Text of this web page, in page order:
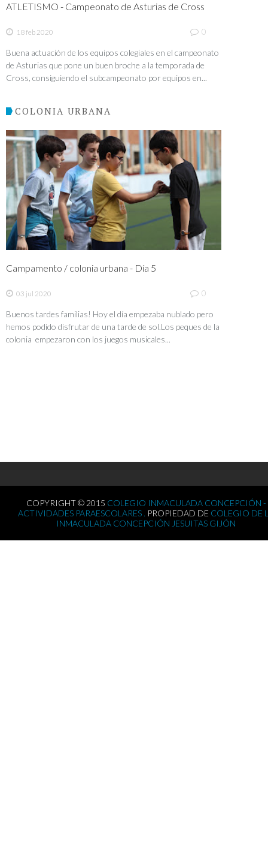
ATLETISMO - Campeonato de Asturias de Cross
18 feb 2020 0
Buena actuación de los equipos colegiales en el campeonato
de Asturias que pone un buen broche a la temporada de
Cross, consiguiendo el subcampeonato por equipos en...
COLONIA URBANA
Campamento / colonia urbana - Día 5
03 jul 2020 0
Buenos tardes familias! Hoy el día empezaba nublado pero
hemos podido disfrutar de una tarde de sol.Los peques de la
colonia empezaron con los juegos musicales...
COPYRIGHT © 2015 COLEGIO INMACULADA CONCEPCIÓN -
ACTIVIDADES PARAESCOLARES . PROPIEDAD DE COLEGIO DE
INMACULADA CONCEPCIÓN JESUITAS GIJÓN